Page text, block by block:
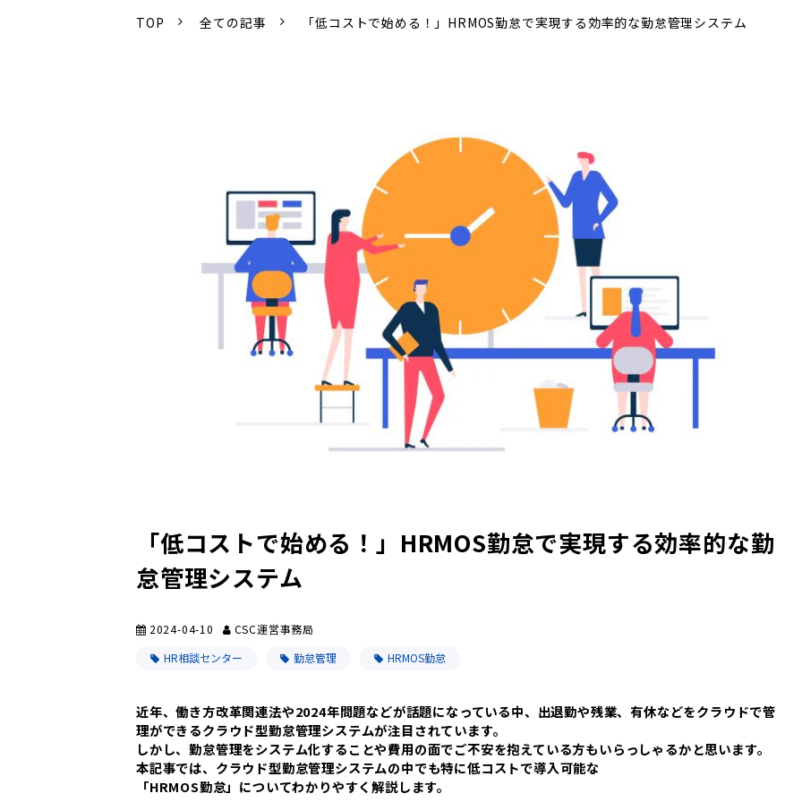
TOP 全ての記事 「低コストで始める！」HRMOS勤怠で実現する効率的な勤怠管理システム
「低コストで始める！」HRMOS勤怠で実現する効率的な勤
怠管理システム
2024-04-10
CSC運営事務局
HR相談センター
勤怠管理 HRMOS勤怠
近年、働き方改革関連法や2024年問題などが話題になっている中、出退勤や残業、有休などをクラウドで管
理ができるクラウド型勤怠管理システムが注目されています。
しかし、勤怠管理をシステム化することや費用の面でご不安を抱えている方もいらっしゃるかと思います。
本記事では、クラウド型勤怠管理システムの中でも特に低コストで導入可能な
「HRMOS勤怠」についてわかりやすく解説します。